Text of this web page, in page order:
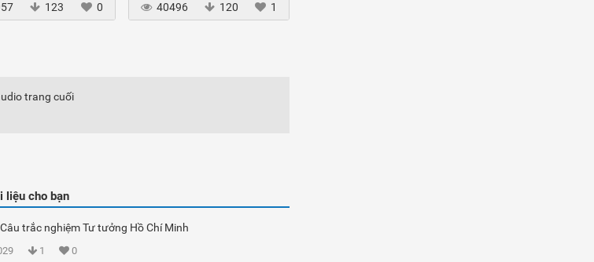
123 0 40496 120 1
trang cuối
liệu cho bạn
trắc nghiệm Tư tưởng Hồ Chí Minh
1 0